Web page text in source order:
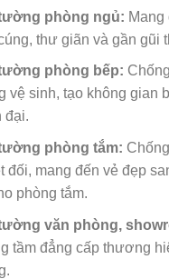
phòng ngủ: Mang
thư giãn và gần gũi
phòng bếp:
vệ sinh, tạo không gian
đại.
phòng tắm:
đối, mang đến vẻ đẹp
phòng tắm.
văn phòng,
tầm đẳng cấp thương